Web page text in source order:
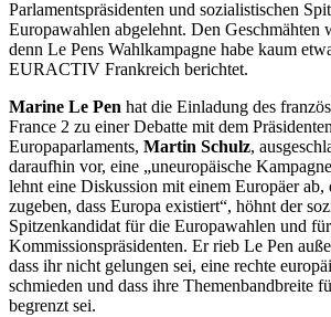
Parlamentspräsidenten und sozialistischen
Europawahlen abgelehnt. Den Geschmähten
denn Le Pens Wahlkampagne habe kaum
EURACTIV Frankreich berichtet.
Marine Le Pen hat die Einladung des
France 2 zu einer Debatte mit dem
Europaparlaments, Martin Schulz,
daraufhin vor, eine „uneuropäische
lehnt eine Diskussion mit einem Europäer ab,
zugeben, dass Europa existiert“, höhnt der
Spitzenkandidat für die Europawahlen und
Kommissionspräsidenten. Er rieb Le Pen
dass ihr nicht gelungen sei, eine rechte
schmieden und dass ihre Themenbandbreite
begrenzt sei.